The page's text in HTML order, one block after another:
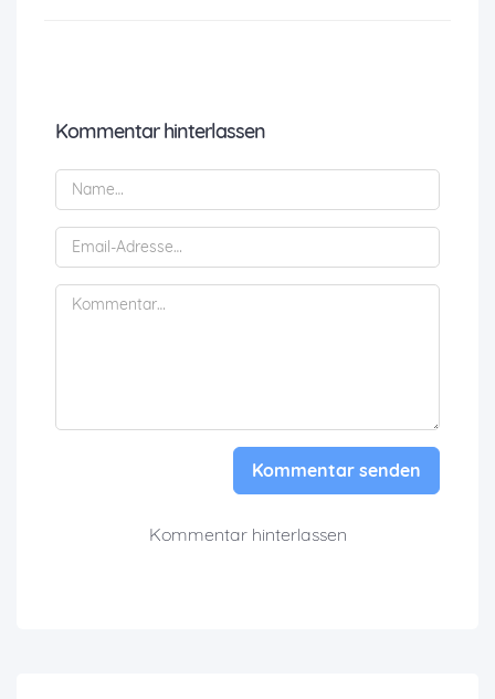
Kommentar hinterlassen
Kommentar senden
Kommentar hinterlassen